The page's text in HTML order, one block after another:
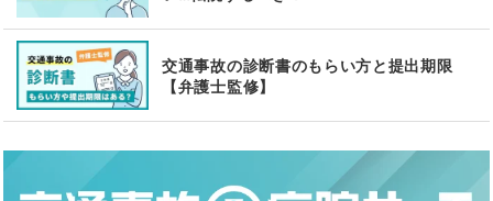
交通事故の診断書のもらい方と提出期限
【弁護士監修】